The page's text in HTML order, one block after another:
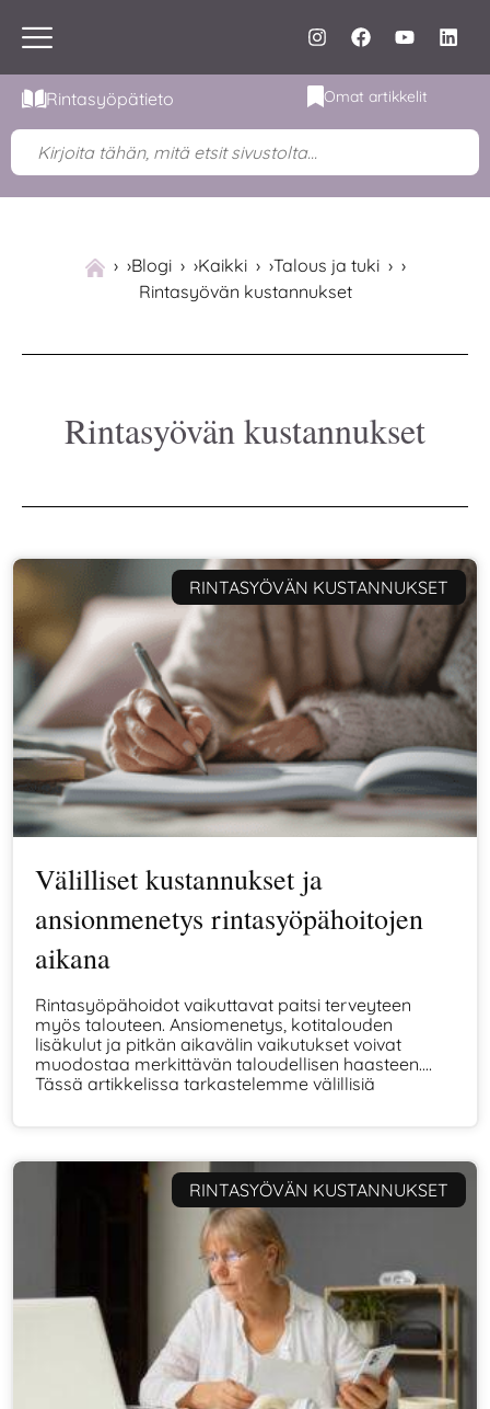
Rintasyöpätieto Omat artikkelit
›Blogi ›Kaikki ›Talous ja tuki
›
Rintasyövän kustannukset
Rintasyövän kustannukset
RINTASYÖVÄN KUSTANNUKSET
Välilliset kustannukset ja
ansionmenetys rintasyöpähoitojen
aikana
Rintasyöpähoidot vaikuttavat paitsi terveyteen
myös talouteen. Ansiomenetys, kotitalouden
lisäkulut ja pitkän aikavälin vaikutukset voivat
muodostaa merkittävän taloudellisen haasteen.
Tässä artikkelissa tarkastelemme välillisiä
RINTASYÖVÄN KUSTANNUKSET